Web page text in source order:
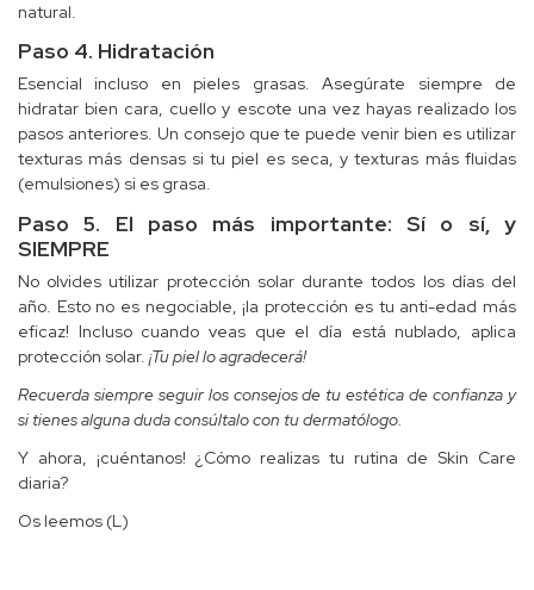
natural.
Paso 4. Hidratación
Esencial incluso en pieles grasas. Asegúrate siempre de
hidratar bien cara, cuello y escote una vez hayas realizado los
pasos anteriores. Un consejo que te puede venir bien es utilizar
texturas más densas si tu piel es seca, y texturas más fluidas
(emulsiones) si es grasa.
Paso 5. El paso más importante: Sí o sí, y
SIEMPRE
No olvides utilizar protección solar durante todos los días del
año. Esto no es negociable, ¡la protección es tu anti-edad más
eficaz! Incluso cuando veas que el día está nublado, aplica
protección solar. ¡Tu piel lo agradecerá!
Recuerda siempre seguir los consejos de tu estética de confianza y
si tienes alguna duda consúltalo con tu dermatólogo.
Y ahora, ¡cuéntanos! ¿Cómo realizas tu rutina de Skin Care
diaria?
Os leemos (L)